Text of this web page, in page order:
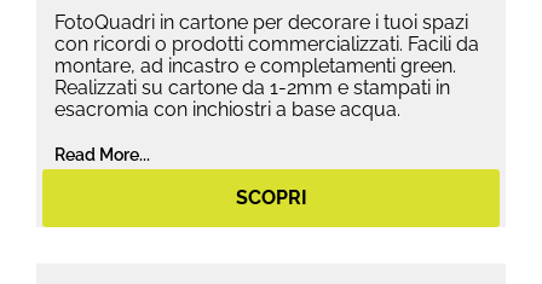
FotoQuadri in cartone per decorare i tuoi spazi
con ricordi o prodotti commercializzati. Facili da
montare, ad incastro e completamenti green.
Realizzati su cartone da 1-2mm e stampati in
esacromia con inchiostri a base acqua.
Read More...
SCOPRI